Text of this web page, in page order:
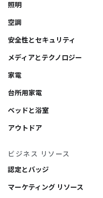
照明
空調
安全性とセキュリティ
メディアとテクノロジー
家電
台所用家電
ベッドと浴室
アウトドア
ビジネス リソース
認定とバッジ
マーケティング リソース